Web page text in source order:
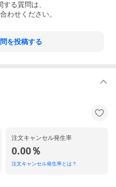
する質問は、
わせください。
を投稿する
注文キャンセル発生率
0.00％
注文キャンセル発生率とは？